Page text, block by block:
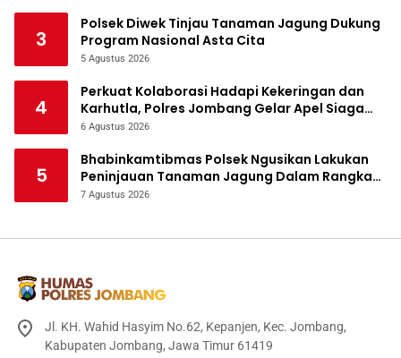
3
Polsek Diwek Tinjau Tanaman Jagung Dukung
Program Nasional Asta Cita
5 Agustus 2026
4
Perkuat Kolaborasi Hadapi Kekeringan dan
Karhutla, Polres Jombang Gelar Apel Siaga
Bencana
6 Agustus 2026
5
Bhabinkamtibmas Polsek Ngusikan Lakukan
Peninjauan Tanaman Jagung Dalam Rangka
Mendukung Ketahanan Pangan
7 Agustus 2026
Jl. KH. Wahid Hasyim No.62, Kepanjen, Kec. Jombang,
Kabupaten Jombang, Jawa Timur 61419